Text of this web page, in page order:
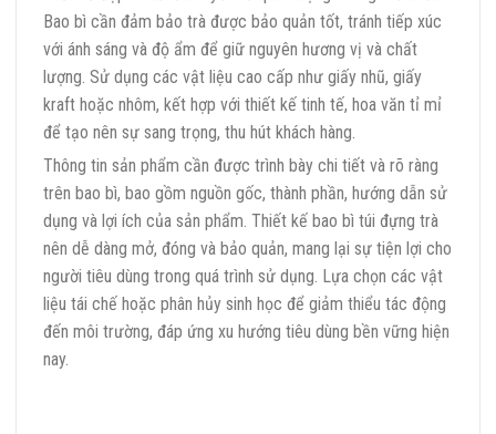
Bao bì cần đảm bảo trà được bảo quản tốt, tránh tiếp xúc
với ánh sáng và độ ẩm để giữ nguyên hương vị và chất
lượng. Sử dụng các vật liệu cao cấp như giấy nhũ, giấy
kraft hoặc nhôm, kết hợp với thiết kế tinh tế, hoa văn tỉ mỉ
để tạo nên sự sang trọng, thu hút khách hàng.
Thông tin sản phẩm cần được trình bày chi tiết và rõ ràng
trên bao bì, bao gồm nguồn gốc, thành phần, hướng dẫn sử
dụng và lợi ích của sản phẩm. Thiết kế bao bì túi đựng trà
nên dễ dàng mở, đóng và bảo quản, mang lại sự tiện lợi cho
người tiêu dùng trong quá trình sử dụng. Lựa chọn các vật
liệu tái chế hoặc phân hủy sinh học để giảm thiểu tác động
đến môi trường, đáp ứng xu hướng tiêu dùng bền vững hiện
nay.